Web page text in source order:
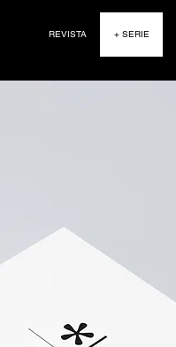
REVISTA + SERIE